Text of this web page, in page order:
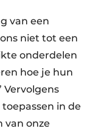
van een
niet tot een
onderdelen
hoe je hun
in de
van onze